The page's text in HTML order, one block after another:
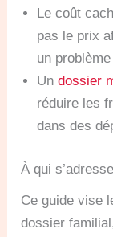
Le coût
pas le prix
un
Undossier
réduire les
dans des
À qui
Ce guide vise
dossier